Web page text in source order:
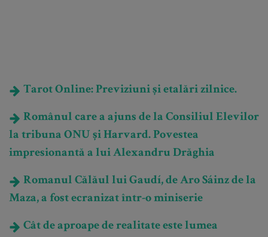
Tarot Online: Previziuni și etalări zilnice.
Românul care a ajuns de la Consiliul Elevilor
la tribuna ONU și Harvard. Povestea
impresionantă a lui Alexandru Drăghia
Romanul Călăul lui Gaudí, de Aro Sáinz de la
Maza, a fost ecranizat într-o miniserie
Cât de aproape de realitate este lumea